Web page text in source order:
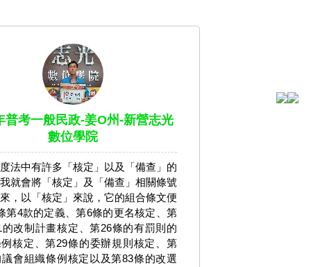
普考一般民政-姜O州-新營志光
數位學院
法中有許多「核定」以及「備查」的
就會將「核定」及「備查」相關條號
，以「核定」來說，它的組合條文便
第4款的定義、第6條的更名核定、第
改制計畫核定、第26條的有罰則的
例核定、第29條的委辦規則核定、第
會組織條例核定以及第83條的改選